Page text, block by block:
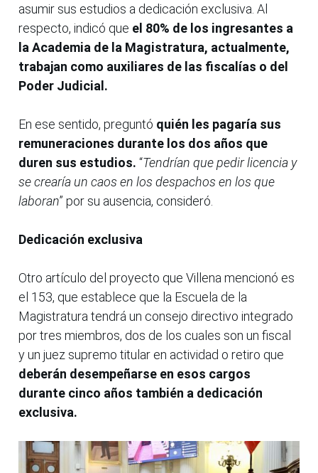
asumir sus estudios a dedicación exclusiva. Al
respecto, indicó que el 80% de los ingresantes a
la Academia de la Magistratura, actualmente,
trabajan como auxiliares de las fiscalías o del
Poder Judicial.
En ese sentido, preguntó quién les pagaría sus
remuneraciones durante los dos años que
duren sus estudios. “Tendrían que pedir licencia y
se crearía un caos en los despachos en los que
laboran” por su ausencia, consideró.
Dedicación exclusiva
Otro artículo del proyecto que Villena mencionó es
el 153, que establece que la Escuela de la
Magistratura tendrá un consejo directivo integrado
por tres miembros, dos de los cuales son un fiscal
y un juez supremo titular en actividad o retiro que
deberán desempeñarse en esos cargos
durante cinco años también a dedicación
exclusiva.